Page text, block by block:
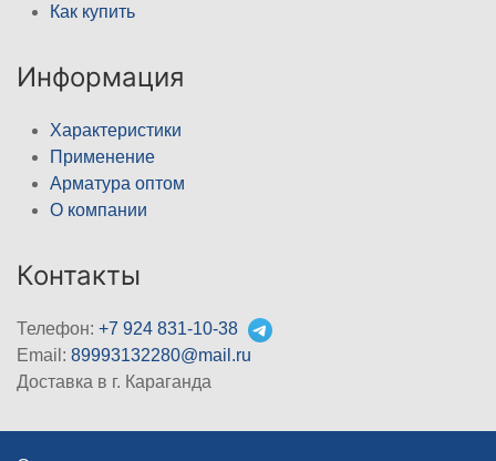
Как купить
Информация
Характеристики
Применение
Арматура оптом
О компании
Контакты
Телефон: +7 924 831-10-38
Email: 89993132280@mail.ru
Доставка в г. Караганда